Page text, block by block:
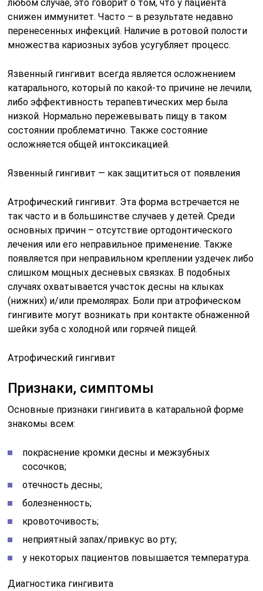
любом случае, это говорит о том, что у пациента
снижен иммунитет. Часто – в результате недавно
перенесенных инфекций. Наличие в ротовой полости
множества кариозных зубов усугубляет процесс.
Язвенный гингивит всегда является осложнением
катарального, который по какой-то причине не лечили,
либо эффективность терапевтических мер была
низкой. Нормально пережевывать пищу в таком
состоянии проблематично. Также состояние
осложняется общей интоксикацией.
Язвенный гингивит — как защититься от появления
Атрофический гингивит. Эта форма встречается не
так часто и в большинстве случаев у детей. Среди
основных причин – отсутствие ортодонтического
лечения или его неправильное применение. Также
появляется при неправильном креплении уздечек либо
слишком мощных десневых связках. В подобных
случаях охватывается участок десны на клыках
(нижних) и/или премолярах. Боли при атрофическом
гингивите могут возникать при контакте обнаженной
шейки зуба с холодной или горячей пищей.
Атрофический гингивит
Признаки, симптомы
Основные признаки гингивита в катаральной форме
знакомы всем:
покраснение кромки десны и межзубных
сосочков;
отечность десны;
болезненность;
кровоточивость;
неприятный запах/привкус во рту;
у некоторых пациентов повышается температура.
Диагностика гингивита